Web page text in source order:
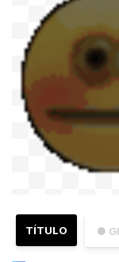
●
TÍTULO